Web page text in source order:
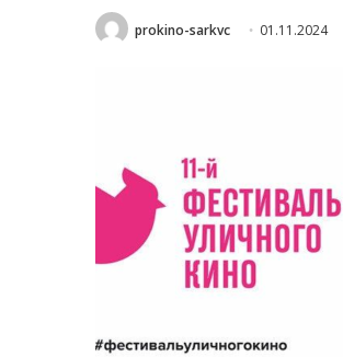
prokino-sarkvc 01.11.2024